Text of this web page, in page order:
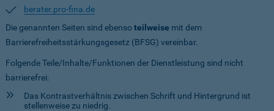
berater.pro-fina.de
Die genannten Seiten sind ebensoteilweise mit dem
Barrierefreiheitsstärkungsgesetz (BFSG) vereinbar.
Folgende Teile/Inhalte/Funktionen der Dienstleistung sind nicht
barrierefrei:
Das Kontrastverhältnis zwischen Schrift und Hintergrund ist
stellenweise zu niedrig.